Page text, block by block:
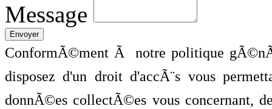
Message
ConformÃ©ment Ã notre politique
disposez d'un droit d'accÃ¨s vous
donnÃ©es collectÃ©es vous concernant,